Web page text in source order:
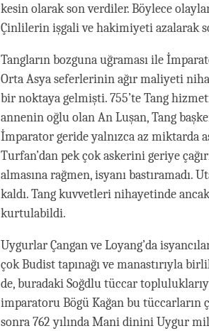
kesin olarak son verdiler. Böylece
Çinlilerin işgali ve hakimiyeti azalarak
Tangların bozguna uğraması ile
Orta Asya seferlerinin ağır maliyeti
bir noktaya gelmişti. 755’te Tang
annenin oğlu olan An Luşan, Tang
İmparator geride yalnızca az miktarda
Turfan’dan pek çok askerini geriye
almasına rağmen, isyanı bastıramadı.
kaldı. Tang kuvvetleri nihayetinde
kurtulabildi.
Uygurlar Çangan ve Loyang’da
çok Budist tapınağı ve manastırıyla
de, buradaki Soğdlu tüccar
imparatoru Bögü Kağan bu
sonra 762 yılında Mani dinini Uygur